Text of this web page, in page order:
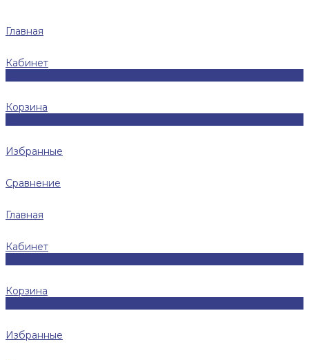
Главная
Кабинет
Корзина
Избранные
Сравнение
Главная
Кабинет
Корзина
Избранные